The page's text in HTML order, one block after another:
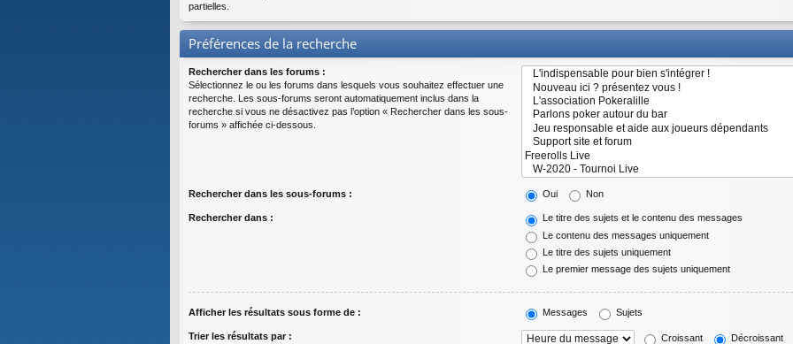
partielles.
Préférences de la recherche
Rechercher dans les forums :
Sélectionnez le ou les forums dans lesquels vous souhaitez effectuer une
recherche. Les sous-forums seront automatiquement inclus dans la
recherche si vous ne désactivez pas l’option « Rechercher dans les sous-
forums » affichée ci-dessous.
Rechercher dans les sous-forums : Oui Non
Rechercher dans :
Le titre des sujets et le contenu des messages
Le contenu des messages uniquement
Le titre des sujets uniquement
Le premier message des sujets uniquement
Afficher les résultats sous forme de : Messages Sujets
Trier les résultats par : Croissant Décroissant